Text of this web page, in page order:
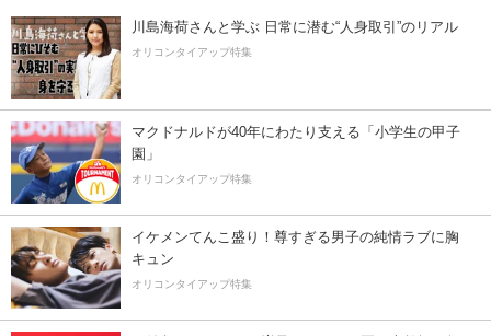
川島海荷さんと学ぶ 日常に潜む“人身取引”のリアル
オリコンタイアップ特集
マクドナルドが40年にわたり支える「小学生の甲子
園」
オリコンタイアップ特集
イケメンてんこ盛り！尊すぎる男子の純情ラブに胸
キュン
オリコンタイアップ特集